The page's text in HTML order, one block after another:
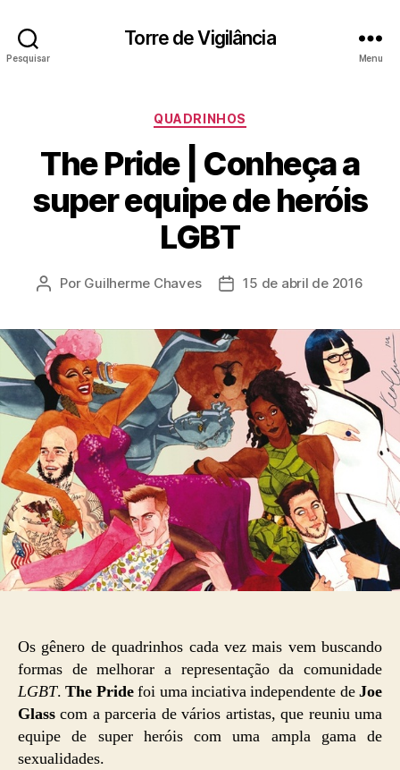
Pesquisar
Torre de Vigilância
Menu
Categorias
QUADRINHOS
The Pride | Conheça a
super equipe de heróis
LGBT
Autor
Por Guilherme Chaves
Data15 de abril de 2016
Os gênero de quadrinhos cada vez mais vem buscando
formas de melhorar a representação da comunidade
LGBT.The Pridefoi uma inciativa independente deJoe
Glass com a parceria de vários artistas, que reuniu uma
equipe de super heróis com uma ampla gama de
sexualidades.